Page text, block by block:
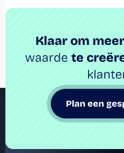
Klaar om meer
waarde te
Plan een